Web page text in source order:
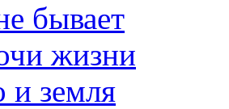
бывает
жизни
и земля